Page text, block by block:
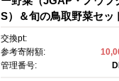
S）＆旬の鳥取野菜セッ
交換pt:
参考寄附額:
管理番号: